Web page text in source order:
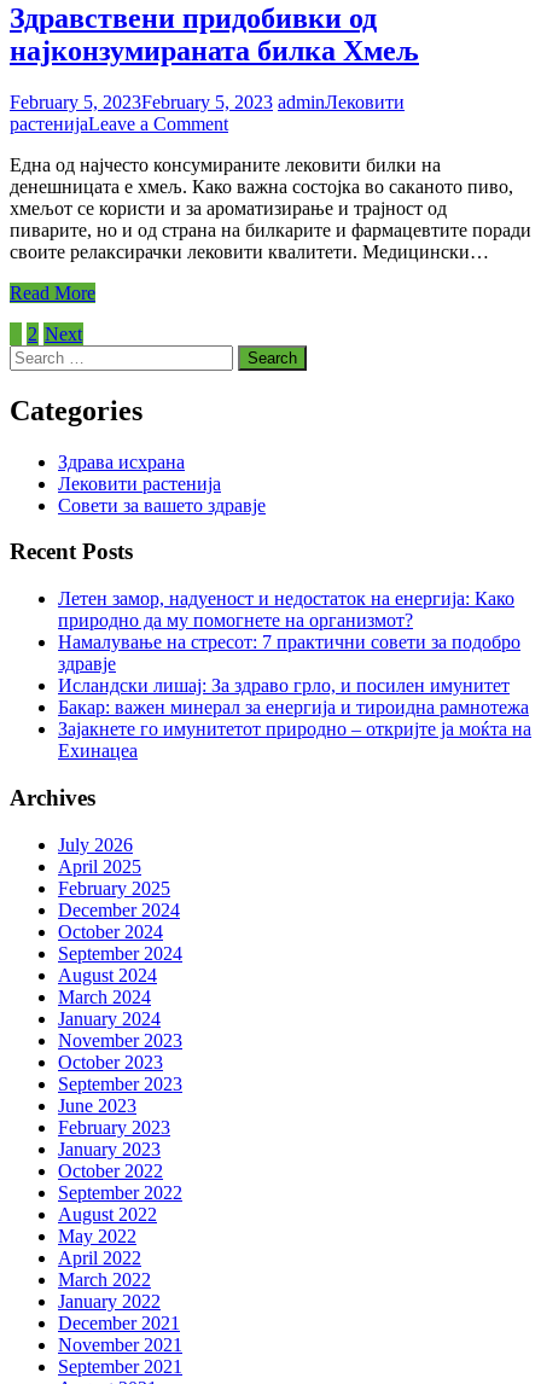
Здравствени придобивки од
најконзумираната билка Хмељ
February 5, 2023February 5, 2023 adminЛековити
растенијаLeave a Commenton
придобивки
од
најконзумираната
билка
Хмељ
Една од најчесто консумираните лековити билки на
денешницата е хмељ. Како важна состојка во саканото пиво,
хмељот се користи и за ароматизирање и трајност од
пиварите, но и од страна на билкарите и фармацевтите поради
своите релаксирачки лековити квалитети. Медицински…
Read More
Posts
pagination
2 Next
Search
for:
Categories
Здрава исхрана
Лековити растенија
Совети за вашето здравје
Recent Posts
Летен замор, надуеност и недостаток на енергија: Како
природно да му помогнете на организмот?
Намалување на стресот: 7 практични совети за подобро
здравје
Исландски лишај: За здраво грло, и посилен имунитет
Бакар: важен минерал за енергија и тироидна рамнотежа
Зајакнете го имунитетот природно – откријте ја моќта на
Ехинацеа
Archives
July 2026
April 2025
February 2025
December 2024
October 2024
September 2024
August 2024
March 2024
January 2024
November 2023
October 2023
September 2023
June 2023
February 2023
January 2023
October 2022
September 2022
August 2022
May 2022
April 2022
March 2022
January 2022
December 2021
November 2021
September 2021